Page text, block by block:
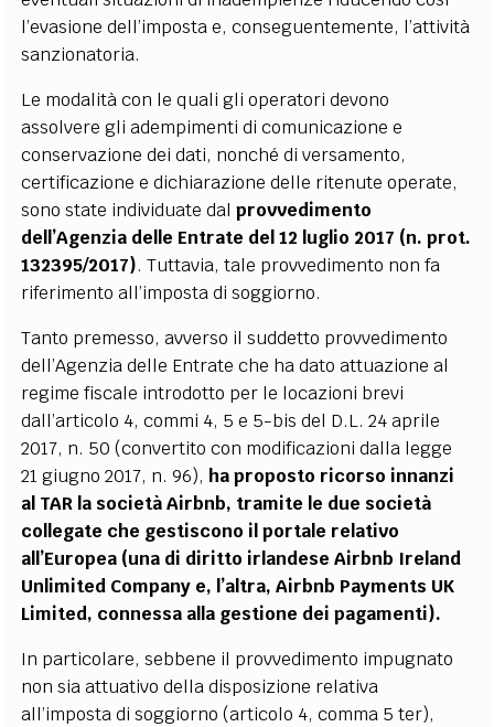
l’evasione dell’imposta e, conseguentemente, l’attività
sanzionatoria.
Le modalità con le quali gli operatori devono
assolvere gli adempimenti di comunicazione e
conservazione dei dati, nonché di versamento,
certificazione e dichiarazione delle ritenute operate,
sono state individuate dalprovvedimento
dell’Agenzia delle Entrate del 12 luglio 2017 (n. prot.
132395/2017). Tuttavia, tale provvedimento non fa
riferimento all’imposta di soggiorno.
Tanto premesso, avverso il suddetto provvedimento
dell’Agenzia delle Entrate che ha dato attuazione al
regime fiscale introdotto per le locazioni brevi
dall’articolo 4, commi 4, 5 e 5-bis del D.L. 24 aprile
2017, n. 50 (convertito con modificazioni dalla legge
21 giugno 2017, n. 96), ha proposto ricorso innanzi
al TAR la società Airbnb, tramite le due società
collegate che gestiscono il portale relativo
all’Europea (una di diritto irlandese Airbnb Ireland
Unlimited Company e, l’altra, Airbnb Payments UK
Limited, connessa alla gestione dei pagamenti).
In particolare, sebbene il provvedimento impugnato
non sia attuativo della disposizione relativa
all’imposta di soggiorno (articolo 4, comma 5 ter),